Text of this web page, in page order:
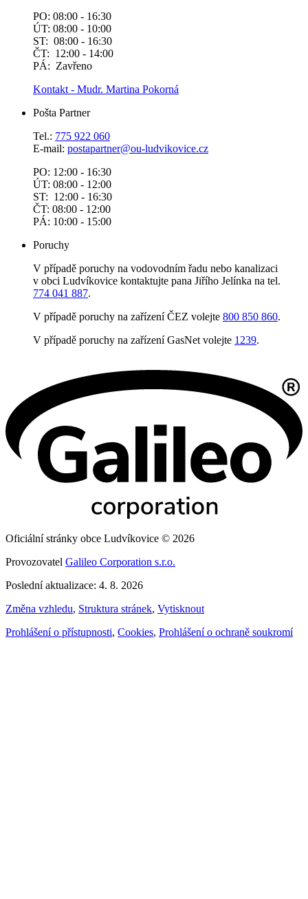
PO: 08:00 - 16:30
ÚT: 08:00 - 10:00
ST: 08:00 - 16:30
ČT: 12:00 - 14:00
PÁ: Zavřeno
Kontakt - Mudr. Martina Pokorná
Pošta Partner
Tel.: 775 922 060
E-mail: postapartner@ou-ludvikovice.cz
PO: 12:00 - 16:30
ÚT: 08:00 - 12:00
ST: 12:00 - 16:30
ČT: 08:00 - 12:00
PÁ: 10:00 - 15:00
Poruchy
V případě poruchy na vodovodním řadu nebo kanalizaci
v obci Ludvíkovice kontaktujte pana Jiřího Jelínka na tel.
774 041 887.
V případě poruchy na zařízení ČEZ volejte 800 850 860.
V případě poruchy na zařízení GasNet volejte 1239.
Oficiální stránky obce Ludvíkovice © 2026
Provozovatel Galileo Corporation s.r.o.
Poslední aktualizace: 4. 8. 2026
Změna vzhledu, Struktura stránek, Vytisknout
Prohlášení o přístupnosti, Cookies, Prohlášení o ochraně soukromí